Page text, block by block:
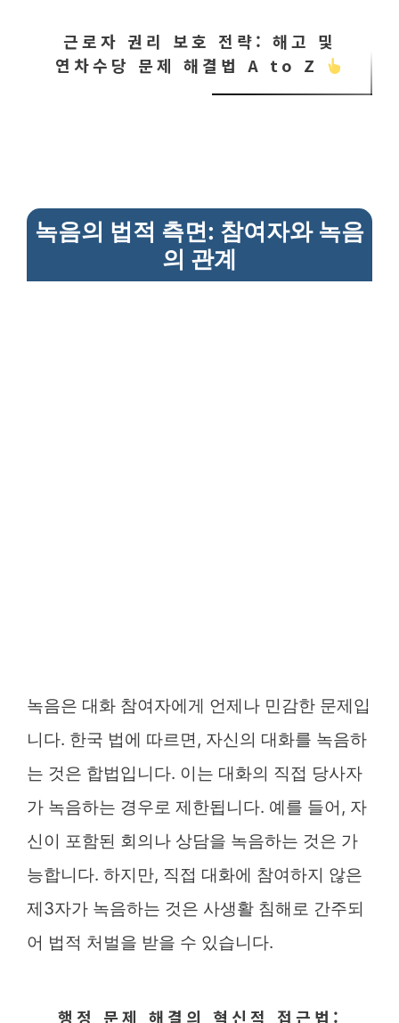
근로자 권리 보호 전략: 해고 및
연차수당 문제 해결법 A to Z
녹음의 법적 측면: 참여자와 녹음
의 관계
녹음은 대화 참여자에게 언제나 민감한 문제입
니다. 한국 법에 따르면, 자신의 대화를 녹음하
는 것은 합법입니다. 이는 대화의 직접 당사자
가 녹음하는 경우로 제한됩니다. 예를 들어, 자
신이 포함된 회의나 상담을 녹음하는 것은 가
능합니다. 하지만, 직접 대화에 참여하지 않은
제3자가 녹음하는 것은 사생활 침해로 간주되
어 법적 처벌을 받을 수 있습니다.
행정 문제 해결의 혁신적 접근법: